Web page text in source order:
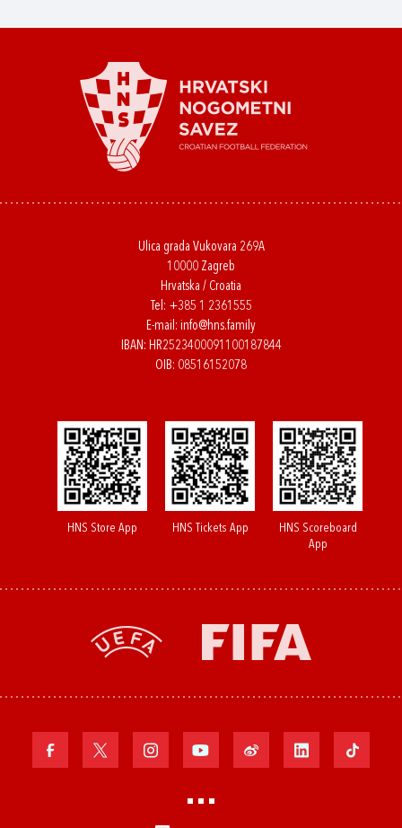
Ulica grada Vukovara 269A
10000 Zagreb
Hrvatska / Croatia
Tel: +385 1 2361555
E-mail: info@hns.family
IBAN: HR2523400091100187844
OIB: 08516152078
HNS Store App HNS Tickets App
HNS Scoreboard
App